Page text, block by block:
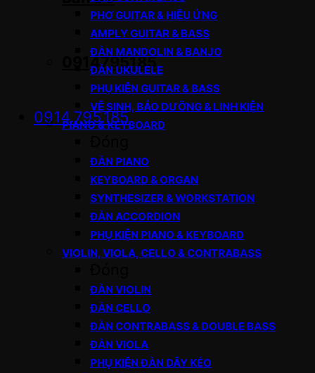
0914795185
0914.795.185
PHƠ GUITAR & HIỆU ỨNG
AMPLY GUITAR & BASS
ĐÀN MANDOLIN & BANJO
ĐÀN UKULELE
PHỤ KIỆN GUITAR & BASS
VỆ SINH, BẢO DƯỠNG & LINH KIỆN
PIANO & KEYBOARD
ĐÀN PIANO
KEYBOARD & ORGAN
SYNTHESIZER & WORKSTATION
ĐÀN ACCORDION
PHỤ KIỆN PIANO & KEYBOARD
VIOLIN, VIOLA, CELLO & CONTRABASS
ĐÀN VIOLIN
ĐÀN CELLO
ĐÀN CONTRABASS & DOUBLE BASS
ĐÀN VIOLA
PHỤ KIỆN ĐÀN DÂY KÉO